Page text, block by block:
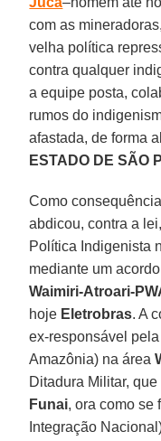
com as
velha política
contra qualquer
a equipe posta,
rumos do
afastada, de forma
ESTADO DE SÃO
Como
abdicou, contra a
Política Indigenista
mediante um
Waimiri-Atroari-
hoje Eletrobras. A
ex-responsável
Amazônia) na área
Ditadura Militar,
Funai, ora como se
Integração